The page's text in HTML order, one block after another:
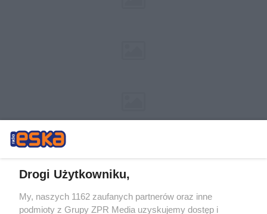
Żaden utwór zamieszczony w serwisie nie może być powielany i
rozpowszechniany lub dalej rozpowszechniany w jakikolwiek sposób (w
Drogi Użytkowniku,
My, naszych 1162 zaufanych partnerów oraz inne
podmioty z Grupy ZPR Media uzyskujemy dostęp i